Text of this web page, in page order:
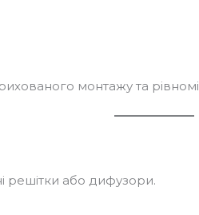
монтажу та
решітки або дифузори.